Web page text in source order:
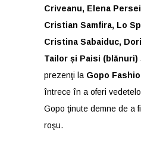
Criveanu, Elena
Cristian Samfira, Lo
Cristina Sabaiduc,
Tailor și Paisi (blănuri)
prezenţi la Gopo
întrece în a oferi
Gopo ţinute demne de a
roşu.